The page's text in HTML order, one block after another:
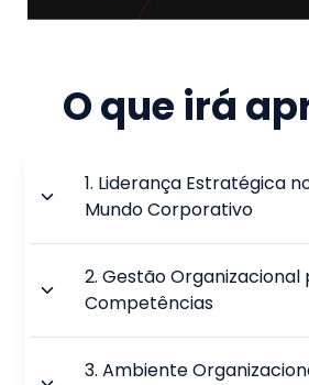
O que irá
1. Liderança Estratégica
Mundo Corporativo
2.Gestão Organizacional
Competências
3.Ambiente